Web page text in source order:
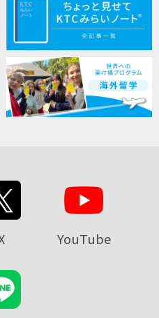
YouTube